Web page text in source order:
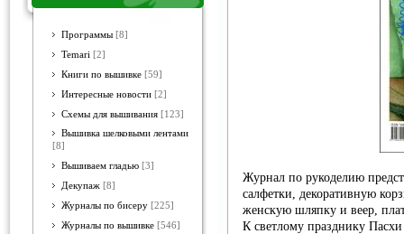
Программы [8]
Temari [2]
Книги по вышивке [59]
Интересные новости [2]
Схемы для вышивания [123]
Вышивка шелковыми лентами
[8]
Вышиваем гладью [3]
Декупаж [8]
Журналы по бисеру [225]
Журналы по вышивке [546]
Журнал по рукоделию
салфетки, декоративную
женскую шляпку и веер,
К светлому празднику